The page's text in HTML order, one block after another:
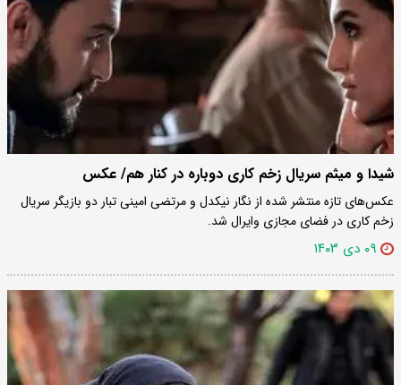
شیدا و میثم سریال زخم کاری دوباره در کنار هم/ عکس
عکس‌های تازه منتشر شده از نگار نیکدل و مرتضی امینی تبار دو بازیگر سریال
زخم کاری در فضای مجازی وایرال شد.
۰۹ دی ۱۴۰۳